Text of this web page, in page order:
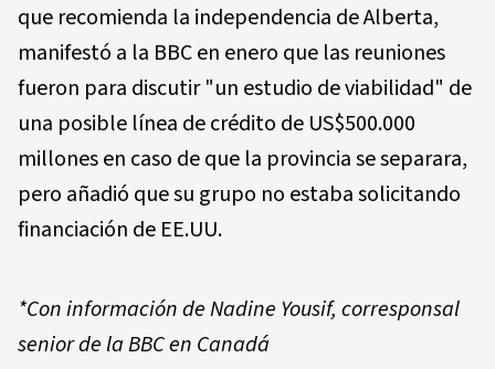
que recomienda la independencia de Alberta,
manifestó a la BBC en enero que las reuniones
fueron para discutir "un estudio de viabilidad" de
una posible línea de crédito de US$500.000
millones en caso de que la provincia se separara,
pero añadió que su grupo no estaba solicitando
financiación de EE.UU.
*Con información de Nadine Yousif, corresponsal
senior de la BBC en Canadá